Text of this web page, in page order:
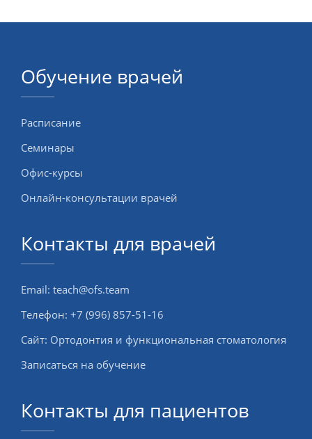
Обучение врачей
Расписание
Семинары
Офис-курсы
Онлайн-консультации врачей
Контакты для врачей
Email: teach@ofs.team
Телефон: +7 (996) 857-51-16
Сайт: Ортодонтия и функциональная стоматология
Записаться на обучение
Контакты для пациентов